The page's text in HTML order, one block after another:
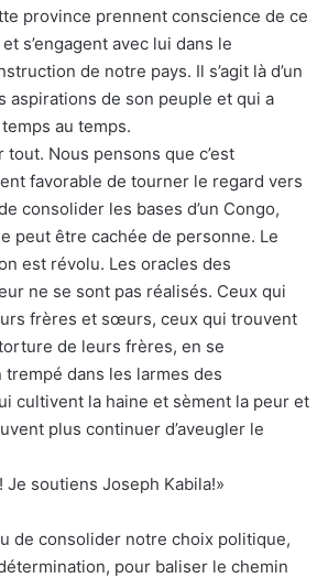
province prennent conscience de ce
s’engagent avec lui dans le
de notre pays. Il s’agit là d’un
aspirations de son peuple et qui a
au temps.
tout. Nous pensons que c’est
favorable de tourner le regard vers
consolider les bases d’un Congo,
peut être cachée de personne. Le
est révolu. Les oracles des
ne se sont pas réalisés. Ceux qui
frères et sœurs, ceux qui trouvent
de leurs frères, en se
dans les larmes des
cultivent la haine et sèment la peur et
plus continuer d’aveugler le
Je soutiens Joseph Kabila!»
de consolider notre choix politique,
pour baliser le chemin